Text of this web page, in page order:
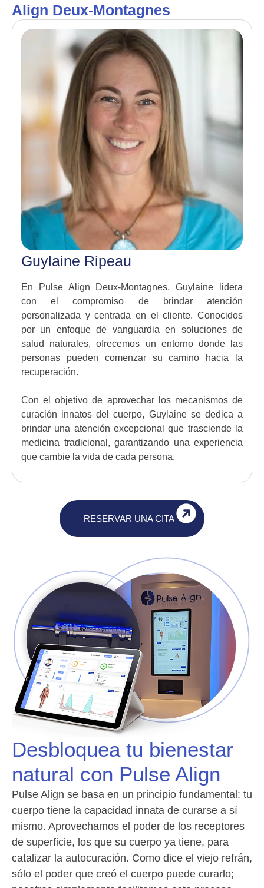
Align Deux-Montagnes
Guylaine Ripeau
En Pulse Align Deux-Montagnes, Guylaine lidera
con el compromiso de brindar atención
personalizada y centrada en el cliente. Conocidos
por un enfoque de vanguardia en soluciones de
salud naturales, ofrecemos un entorno donde las
personas pueden comenzar su camino hacia la
recuperación.
Con el objetivo de aprovechar los mecanismos de
curación innatos del cuerpo, Guylaine se dedica a
brindar una atención excepcional que trasciende la
medicina tradicional, garantizando una experiencia
que cambie la vida de cada persona.
RESERVAR UNA CITA
Desbloquea tu bienestar
natural con Pulse Align
Pulse Align se basa en un principio fundamental: tu
cuerpo tiene la capacidad innata de curarse a sí
mismo. Aprovechamos el poder de los receptores
de superficie, los que su cuerpo ya tiene, para
catalizar la autocuración. Como dice el viejo refrán,
sólo el poder que creó el cuerpo puede curarlo;